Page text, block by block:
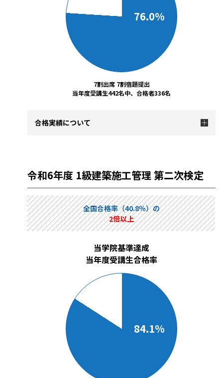
76.0%
7割出席 7割宿題提出
当年度受講生442名中、合格者336名
合格実績について
令和6年度 1級建築施工管理 第二次検定
全国合格率（40.8％）の
2倍以上
当学院基準達成
当年度受講生合格率
84.1%